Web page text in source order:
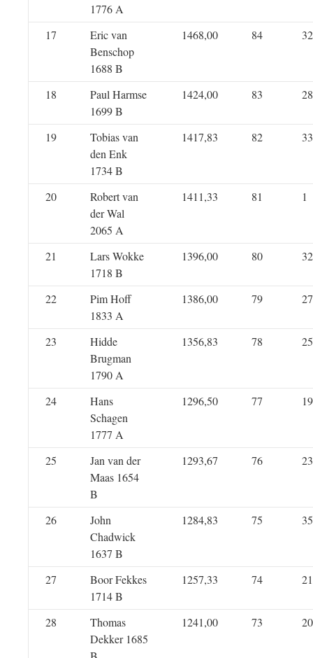
1776 A
17
Eric van
Benschop
1688 B
1468,00 84 32
18
Paul Harmse
1699 B
1424,00 83 28
19
Tobias van
den Enk
1734 B
1417,83 82 33
20
Robert van
der Wal
2065 A
1411,33 81 1
21
Lars Wokke
1718 B
1396,00 80 32
22
Pim Hoff
1833 A
1386,00 79 27
23
Hidde
Brugman
1790 A
1356,83 78 25
24
Hans
Schagen
1777 A
1296,50 77 19
25
Jan van der
Maas 1654
B
1293,67 76 23
26
John
Chadwick
1637 B
1284,83 75 35
27
Boor Fekkes
1714 B
1257,33 74 21
28
Thomas
Dekker 1685
1241,00 73 20